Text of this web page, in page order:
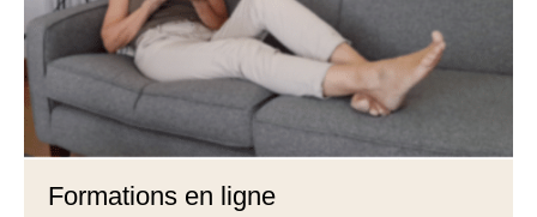
Formations en ligne